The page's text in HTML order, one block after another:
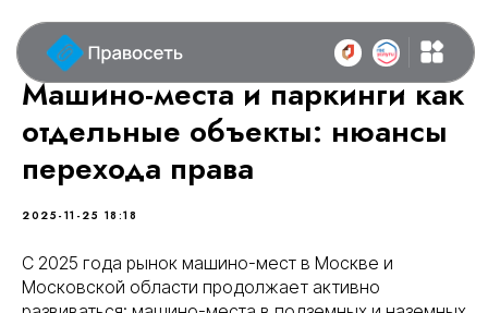
Машино-места и паркинги как
отдельные объекты: нюансы
перехода права
2025-11-25 18:18
С 2025 года рынок машино-мест в Москве и
Московской области продолжает активно